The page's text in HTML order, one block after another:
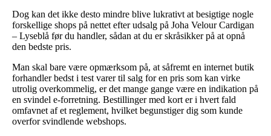
Dog kan det ikke desto mindre blive lukrativt at besigtige nogle
forskellige shops på nettet efter udsalg på Joha Velour Cardigan
– Lyseblå før du handler, sådan at du er skråsikker på at opnå
den bedste pris.
Man skal bare være opmærksom på, at såfremt en internet butik
forhandler bedst i test varer til salg for en pris som kan virke
utrolig overkommelig, er det mange gange være en indikation på
en svindel e-forretning. Bestillinger med kort er i hvert fald
omfavnet af et reglement, hvilket begunstiger dig som kunde
overfor svindlende webshops.